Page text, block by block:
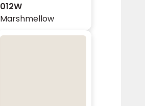
012W
Marshmellow